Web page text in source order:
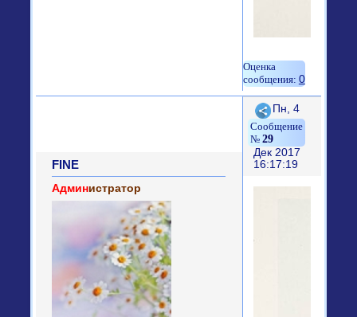
0
Поделиться
29
Пн, 4
Дек 2017
16:17:19
FINE
Администратор